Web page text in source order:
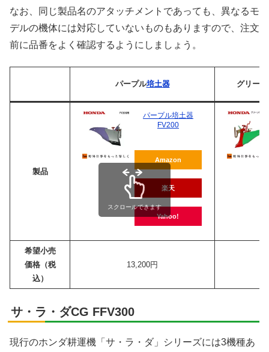
なお、同じ製品名のアタッチメントであっても、異なるモ
デルの機体には対応していないものもありますので、注文
前に品番をよく確認するようにしましょう。
パープル培土器 グリー
製品
パープル培土器
FV200
Amazon
楽天
Yahoo!
希望小売
価格（税
込）
13,200円
スクロールできます
サ・ラ・ダCG FFV300
現行のホンダ耕運機「サ・ラ・ダ」シリーズには3機種あ